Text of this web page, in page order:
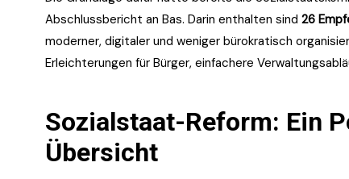
Abschlussbericht an Bas. Darin enthalten sind 26
moderner, digitaler und weniger bürokratisch
Erleichterungen für Bürger, einfachere
Sozialstaat-Reform: Ein
Übersicht